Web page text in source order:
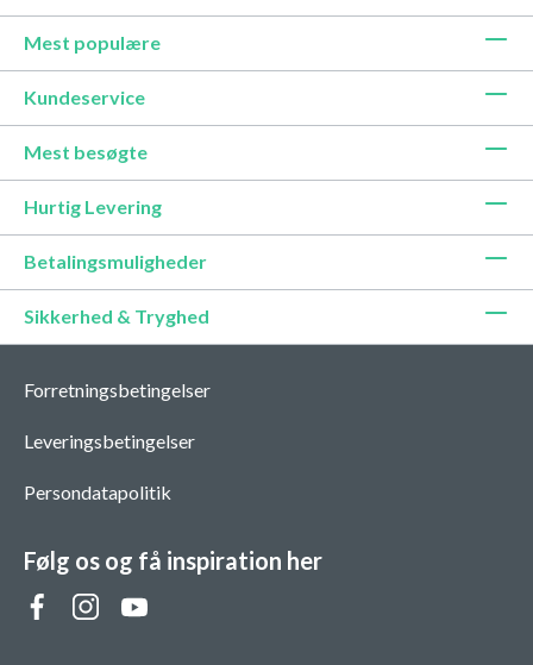
Mest populære
Kundeservice
Mest besøgte
Hurtig Levering
Betalingsmuligheder
Sikkerhed & Tryghed
Forretningsbetingelser
Leveringsbetingelser
Persondatapolitik
Følg os og få inspiration her